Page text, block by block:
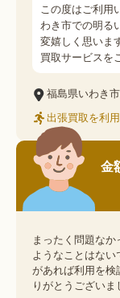
この度はご利用
わき市での明る
変嬉しく思いま
買取サービスを
福島県いわき市
出張買取を利
金
まったく問題な
ようなことはな
があれば利用を
りがとうございま